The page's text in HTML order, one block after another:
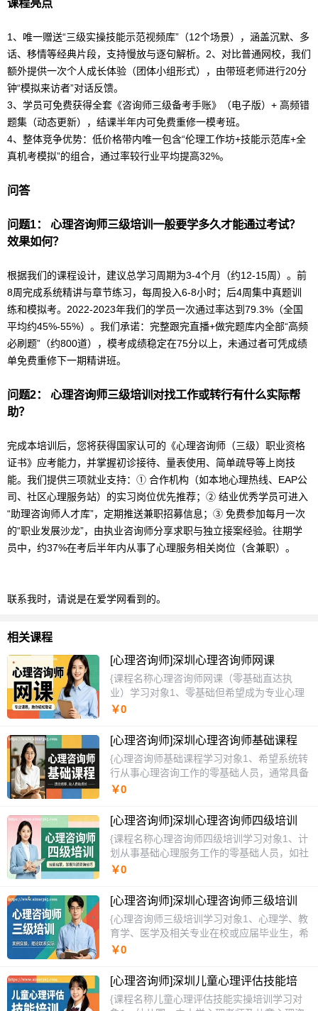
课程亮点
1、唯一赠送“三级实操技能示范视频库”（12个场景），涵盖沉默、多
话、移情等经典片段，支持慢放与逐句解析。2、对比普通网校，我们
额外提供一次个人成长体验（团体小组形式），由带班老师进行20分
钟“模拟来访者”对话反馈。
3、学员可免费获得全套《咨询师三级备考手账》（电子版）+ 高频错
题集（动态更新），结课半年内可免费重修一模考班。
4、整体竞争优势：低价格带内唯一包含“伦理工作坊+技能示范库+全
真机考模拟”的组合，通过率较行业平均提高32%。
问答
问题1： 心理咨询师三级培训一般要学多久才能通过考试？
效果如何？
根据我们的课程设计，建议总学习周期为3-4个月（约12-15周）。前
8周完成系统精讲与章节练习，每周投入6-8小时；后4周集中真题训
练和模拟考。2022-2023年我们的学员一次通过率达到79.3%（全国
平均约45%-55%）。我们承诺：完整跟完直播+做完题库内全部“高频
必刷题”（约800道），模考成绩稳定在75分以上，未通过者可凭成绩
单免费重修下一期精讲班。
问题2： 心理咨询师三级培训对找工作或转行有什么实际帮
助？
完成本培训后，您将获得国家认可的《心理咨询师 （三级）职业资格
证书》应考能力，并掌握初诊接待、量表使用、简单疏导等上岗技
能。我们提供三项就业支持：① 合作机构（如本地心理热线、EAP公
司、社区心理服务站）的实习岗位优先推荐；② 结业优秀学员可进入
“助理咨询师人才库”，定期推送兼职招募信息；③ 免费参加每月一次
的“职业发展沙龙”，由执业咨询师分享求职与独立接案经验。往期学
员中，约37%在考后半年内从事了心理服务相关岗位（含兼职）。
联系我时，请说是在爱学网看到的。
相关课程
[心理咨询师]深圳心理咨询师网课
{课程名称心理咨询师网课（零基础直达执
业）学习对象1、零基础但希望成为专业心理
咨询师的职场人或在校大学生，缺乏系统心理
业获得收入，但担心学习周期长、考试难度
大、缺乏实践机会。3、HR、教师、医护、社
区工作者等需高频应用沟通与疏导技能的岗位
人员，需快速掌握实用咨询技巧。课程特色
1、采用“模块化阶梯+案例锚点”教学法，每章
低入门门槛。2、独创“咨询流沙盘”互动设
计，学员在线模拟从接诊到结案的全流程，系
统实时反馈关键决策点优劣。3、配备专属班
主任+学习社群，每周组织模拟对练与真题解
析，提供3次一对一作业精批，直击学员薄弱
长程案例拆解库，且承诺第一年未通过考试可
免费重修核心模块。课程内容1、核心模块包
括：基础心理学、发展心理学、社会心理学、
测量心理学、变态与健康心理学、咨询理论与
主流流派（CBT/人本/精分）初阶技术、危机
干预与转介实操。3、特色内容：每周1次“热
线模拟”实战训练，由资深督导师实时点评；
￥0
[心理咨询师]深圳心理咨询师基础课程
{心理咨询师基础课程学习对象1、希望系统转
行从事心理咨询工作的零基础人员，通常具备
大专以上学历但无心理学背景。2、面临职业
证书以满足从业门槛要求。3、教育工作者、
HR、医护人员等需将心理学技能应用于本职
工作的职场人士，以及关注心理健康的普通大
众。课程特色1、采用"理论精讲+案例拆解+模
拟咨询"三阶段递进式教学，每章配备真实咨
国家职业标准》，覆盖考试大纲全部10个核心
章节并额外增加伦理专题。3、提供24小时内
答疑的专属学习社群与每月2次直播督导，学
员可提交个人案例分析。4、区别于市面纯考
证班，独创"基础理论+流派入门+初始访谈演
1、核心模块包括基础心理学、发展心理学、
社会心理学、变态心理学、心理测量与咨询伦
￥0
[心理咨询师]深圳心理咨询师四级培训
{课程名称心理咨询师四级培训学习对象1、计
划从事基础心理服务工作的零基础人员，如社
区工作者、HR、教育机构辅导员，缺乏系统
对职场沟通、员工关怀或家庭关系困扰，急需
可操作的倾与疏导技能。3、社工、护理、幼
教等相关从业者，需补充心理服务规范与伦理
基础，提升岗位胜任力。课程特色1、采用“案
例驱动+角色模拟”教学法，每模块配套真实咨
级闯关”实训系统，从倾训练到简易危机识
别，分阶段达成能力里程碑。3、提供标准化
￥0
[心理咨询师]深圳心理咨询师三级培训
{心理咨询师三级培训学习对象1、心理学、教
育学、医学及相关专业在校或应届毕业生，希
望系统掌握心理咨询基础理论，为进入行业准
护等工作的一线人员，面临职场中常见的心理
疏导需求，缺乏专业干预技能与认证。3、对
心理学有浓厚兴趣的社会人士，期望通过规范
￥0
[心理咨询师]深圳儿童心理评估技能培
训
{课程名称儿童心理评估技能实操培训学习对